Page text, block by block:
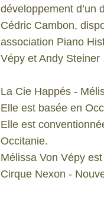
développement d’un
Cédric Cambon,
association Piano
Vépy et Andy Steiner
La Cie Happés -
Elle est basée en
Elle est
Occitanie.
Mélissa Von Vépy
Cirque Nexon -